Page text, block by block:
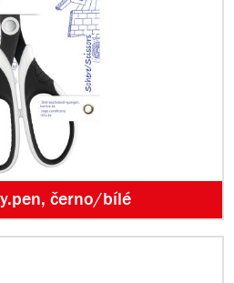
černo/bílé